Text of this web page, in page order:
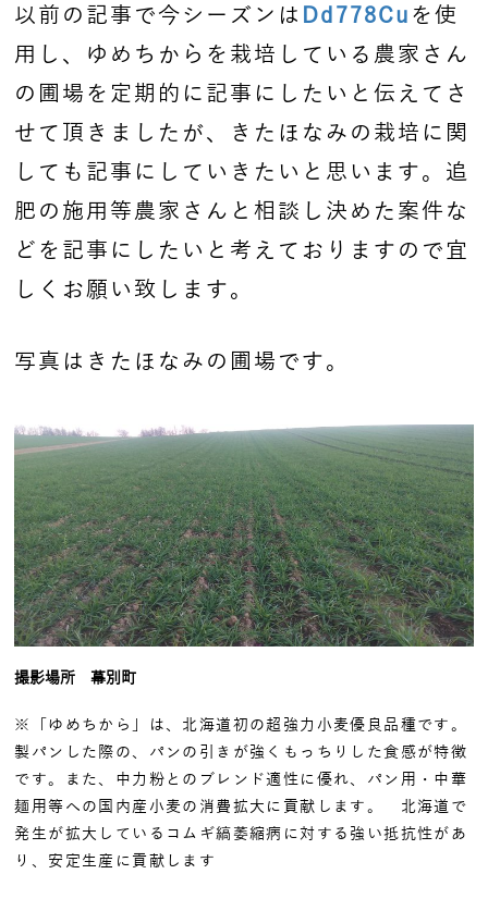
以前の記事で今シーズンは Dd778Cu を使
用し、ゆめちからを栽培している農家さん
の圃場を定期的に記事にしたいと伝えてさ
せて頂きましたが、きたほなみの栽培に関
しても記事にしていきたいと思います。追
肥の施用等農家さんと相談し決めた案件な
どを記事にしたいと考えておりますので宜
しくお願い致します。
写真はきたほなみの圃場です。
撮影場所 幕別町
※「ゆめちから」は、北海道初の超強力小麦優良品種です。
製パンした際の、パンの引きが強くもっちりした食感が特徴
です。また、中力粉とのブレンド適性に優れ、パン用・中華
麺用等への国内産小麦の消費拡大に貢献します。 北海道で
発生が拡大しているコムギ縞萎縮病に対する強い抵抗性があ
り、安定生産に貢献します